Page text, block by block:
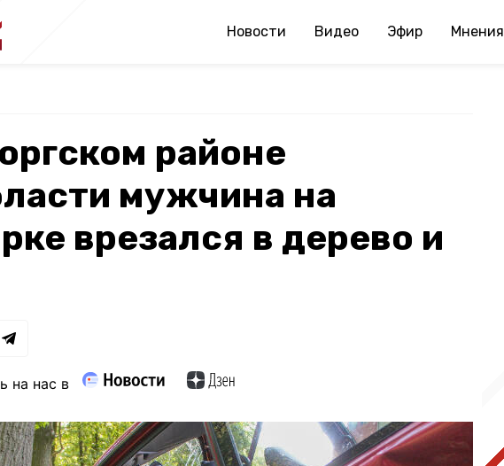
Новости Видео Эфир Мнения
районе
мужчина на
врезался в дерево и
на нас в